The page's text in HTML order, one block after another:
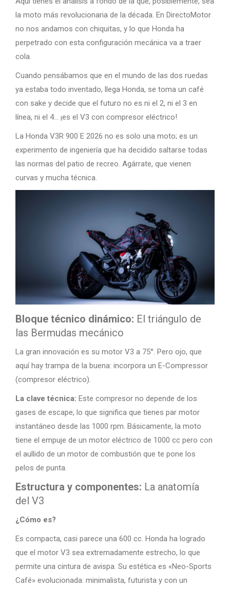
la moto más revolucionaria de la década. En DirectoMotor
no nos andamos con chiquitas, y lo que Honda ha
perpetrado con esta configuración mecánica va a traer
cola.
Cuando pensábamos que en el mundo de las dos ruedas
ya estaba todo inventado, llega Honda, se toma un café
con sake y decide que el futuro no es ni el 2, ni el 3 en
línea, ni el 4… ¡es el V3 con compresor eléctrico!
La Honda V3R 900 E 2026 no es solo una moto; es un
experimento de ingeniería que ha decidido saltarse todas
las normas del patio de recreo. Agárrate, que vienen
curvas y mucha técnica.
Bloque técnico dinámico: El triángulo de
las Bermudas mecánico
La gran innovación es su motor V3 a 75°. Pero ojo, que
aquí hay trampa de la buena: incorpora un E-Compressor
(compresor eléctrico).
La clave técnica: Este compresor no depende de los
gases de escape, lo que significa que tienes par motor
instantáneo desde las 1000 rpm. Básicamente, la moto
tiene el empuje de un motor eléctrico de 1000 cc pero con
el aullido de un motor de combustión que te pone los
pelos de punta.
Estructura y componentes: La anatomía
del V3
¿Cómo es?
Es compacta, casi parece una 600 cc. Honda ha logrado
que el motor V3 sea extremadamente estrecho, lo que
permite una cintura de avispa. Su estética es «Neo-Sports
Café» evolucionada: minimalista, futurista y con un